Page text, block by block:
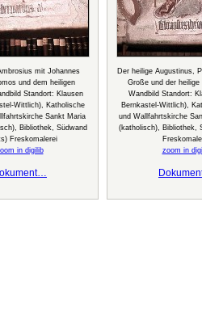
mit Johannes
und dem heiligen
Standort: Klausen
Wittlich), Katholische
Sankt Maria
Bibliothek, Südwand
Freskomalerei
in digilib
Der heilige Augustinus,
Große und der heilige
Wandbild Standort:
Bernkastel-Wittlich),
und Wallfahrtskirche
(katholisch), Bibliothek,
zoom in